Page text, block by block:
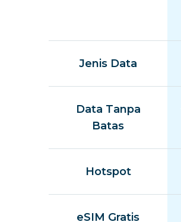
Jenis Data
Data Tanpa
Batas
Hotspot
eSIM Gratis